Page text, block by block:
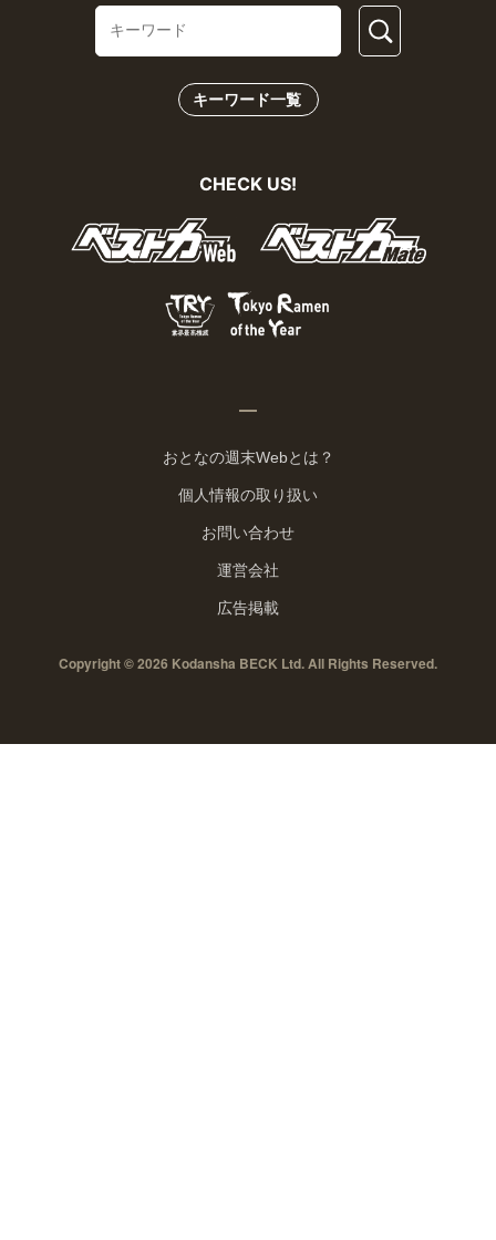
キーワード一覧
CHECK US!
おとなの週末Webとは？
個人情報の取り扱い
お問い合わせ
運営会社
広告掲載
Copyright © 2026 Kodansha BECK Ltd. All Rights Reserved.